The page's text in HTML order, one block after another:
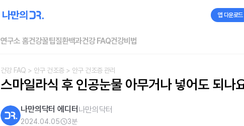
앱 다운로드
연구소 홈건강꿀팁질환백과건강 FAQ건강비법
건강 FAQ > 안구 건조증> 안구 건조증 관리
스마일라식 후 인공눈물 아무거나 넣어도 되나
나만의닥터 에디터 나만의닥터
2024.04.05 3분